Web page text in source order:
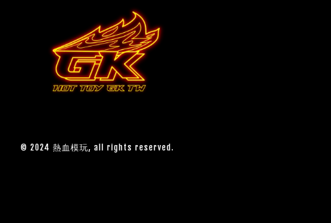
© 2024 熱血模玩, all rights reserved.